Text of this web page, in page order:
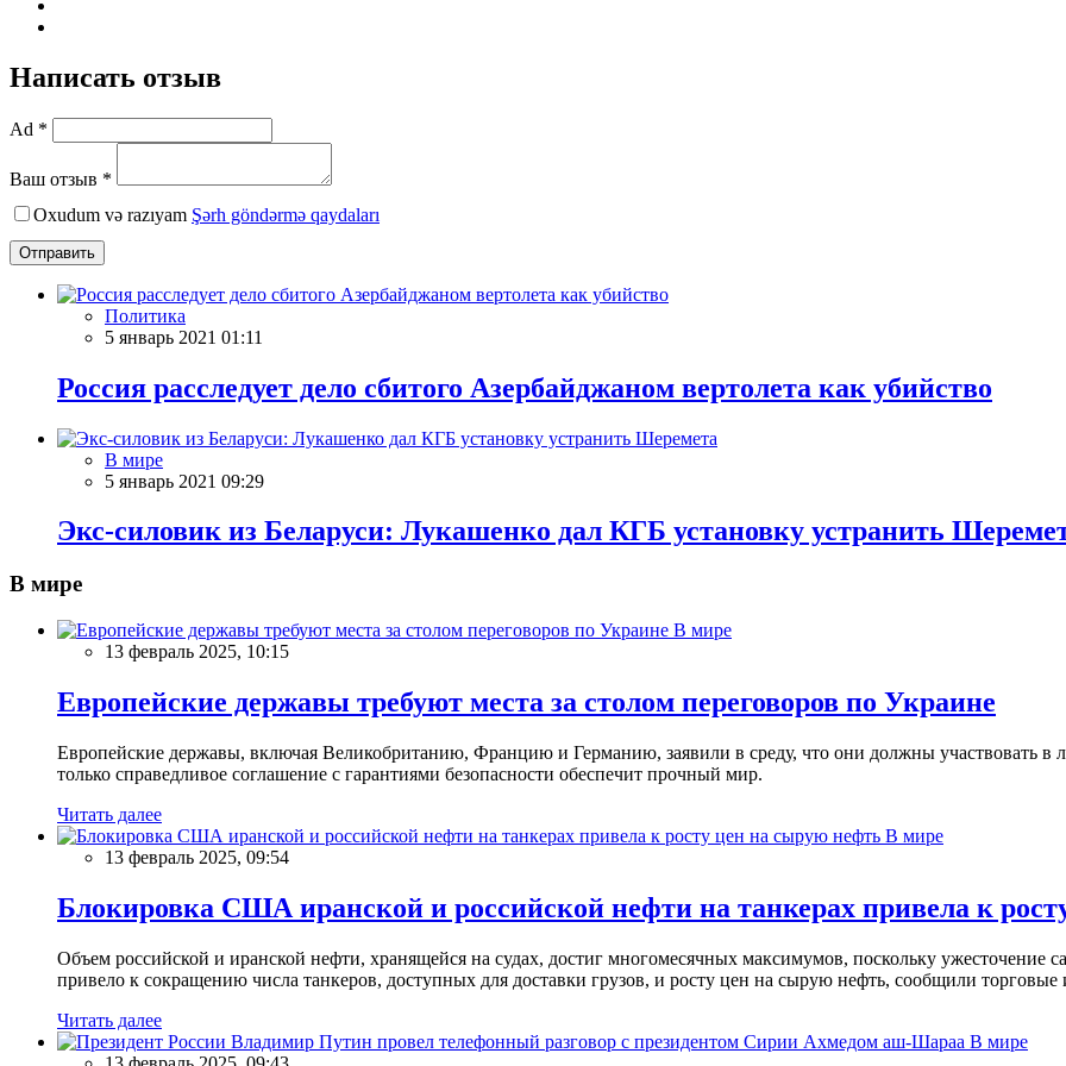
Написать отзыв
Ad *
Ваш отзыв *
Oxudum və razıyam Şərh göndərmə qaydaları
Отправить
Политика
5 январь 2021 01:11
Россия расследует дело сбитого Азербайджаном вертолета как убийство
В мире
5 январь 2021 09:29
Экс-силовик из Беларуси: Лукашенко дал КГБ установку устранить
В мире
В мире
13 февраль 2025, 10:15
Европейские державы требуют места за столом переговоров по Украине
Европейские державы, включая Великобританию, Францию и Германию, заявили в среду, что они должны участвовать в
только справедливое соглашение с гарантиями безопасности обеспечит прочный мир.
Читать далее
В мире
13 февраль 2025, 09:54
Блокировка США иранской и российской нефти на танкерах привела к
Объем российской и иранской нефти, хранящейся на судах, достиг многомесячных максимумов, поскольку
привело к сокращению числа танкеров, доступных для доставки грузов, и росту цен на сырую нефть, сообщили
Читать далее
В мире